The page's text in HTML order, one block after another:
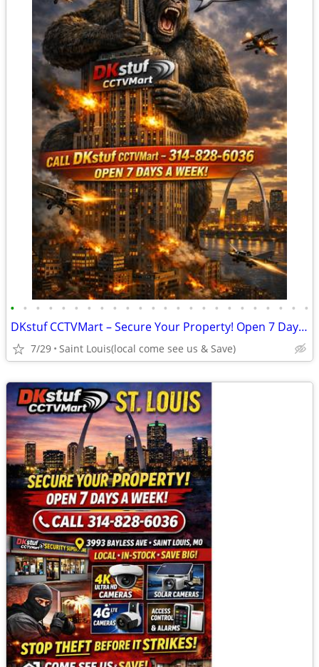
• • • • • • • • • • • • • • • • • • • • • • • •
DKstuf CCTVMart – Secure Your Property! Open 7 Days A Week!
7/29 Saint Louis(local come see us & Save)